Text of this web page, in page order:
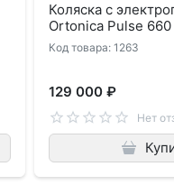
Коляска с
Ortonica Pulse 660
Код товара: 1263
129 000 ₽
Нет